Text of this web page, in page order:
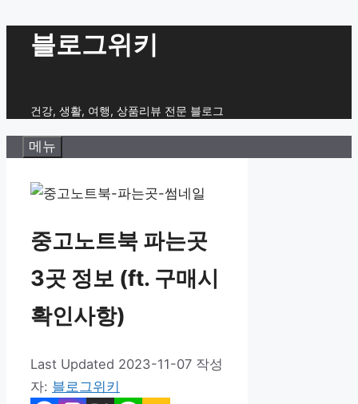
블로그위키
건강, 생활, 여행, 상품리뷰 전문 블로그
메뉴
중고노트북 파는곳
3곳 정보 (ft. 구매시
확인사항)
2023-11-07 작성
자: 블로그위키